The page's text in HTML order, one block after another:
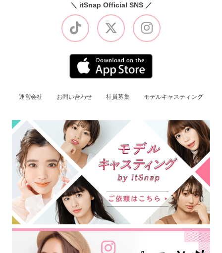
＼ itSnap Official SNS ／
運営会社 お問い合わせ 社員募集 モデルキャスティング